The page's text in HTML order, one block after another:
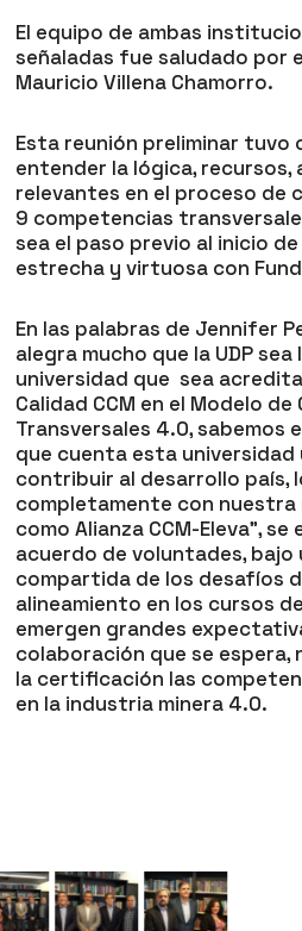
El equipo de ambas
señaladas fue saludado por
Mauricio Villena Chamorro.
Esta reunión preliminar
entender la lógica,
relevantes en el proceso de
9 competencias
sea el paso previo al inicio
estrecha y virtuosa con
En las palabras de Jennifer
alegra mucho que la UDP sea
universidad que sea
Calidad CCM en el Modelo
Transversales 4.0, sabemos
que cuenta esta universidad
contribuir al desarrollo país,
completamente con nuestra
como Alianza CCM-Eleva”,
acuerdo de voluntades, bajo
compartida de los desafíos
alineamiento en los cursos
emergen grandes
colaboración que se espera,
la certificación las
en la industria minera 4.0.